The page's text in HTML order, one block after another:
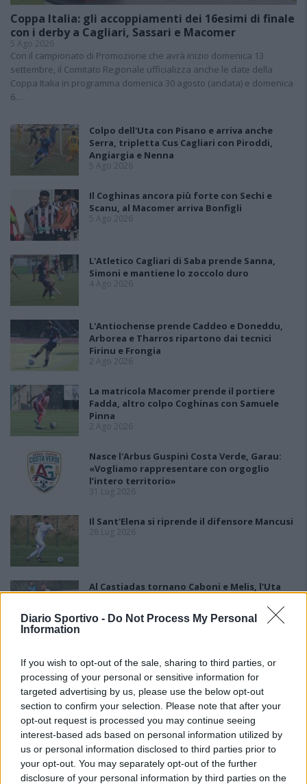
Diario Sportivo - Do Not Process My Personal
Information
If you wish to opt-out of the sale, sharing to third parties, or
processing of your personal or sensitive information for
targeted advertising by us, please use the below opt-out
section to confirm your selection. Please note that after your
opt-out request is processed you may continue seeing
interest-based ads based on personal information utilized by
us or personal information disclosed to third parties prior to
your opt-out. You may separately opt-out of the further
disclosure of your personal information by third parties on the
Coppa Italia: gli accoppiamenti dei 16esimi di finale
con i derby a Cagliari, Sassari e Macomer
5 Ago 2026
Con il campionato di Promozione che avrà inizio domenica 13
settembre, il Comitato Regionale ufficializza anche le date della
Coppa Italia in programma domenica 30 agosto (andata) e domenica
6…
Colpo dell'Uta con Pisano e arriva anche
Serra, tripletta Cus Cagliari con Piroddi,
Angiargia e Nenna
5 Ago 2026
Il Coghinas ancora più forte con Sechi e
Scanu, al Macomer arriva Bonfigli
5 Ago 2026
L'Atletico Cagliari di Saba prende Sanna,
Simoni e mantiene lo zoccolo duro
4 Ago 2026
L'Antiochense prende Caddeo e Doneddu,
Arborea e Tharros ripartono dai tecnici
Firinu e Frongia
2 Ago 2026
La matricola Macomer prende il portiere
Fadda, altro colpo Coghinas con Samuele
Pinna
2 Ago 2026
Nasce l'Arbus Guspini Costa Verde, Garau:
«Vogliamo rappresentare con orgoglio
l’intero territorio»
31 Lug 2026
Il Sant'Elena si riprende il difensore Mancusi
28 Lug 2026
Al Castiadas tornano Caboni e Melis, l'Uta